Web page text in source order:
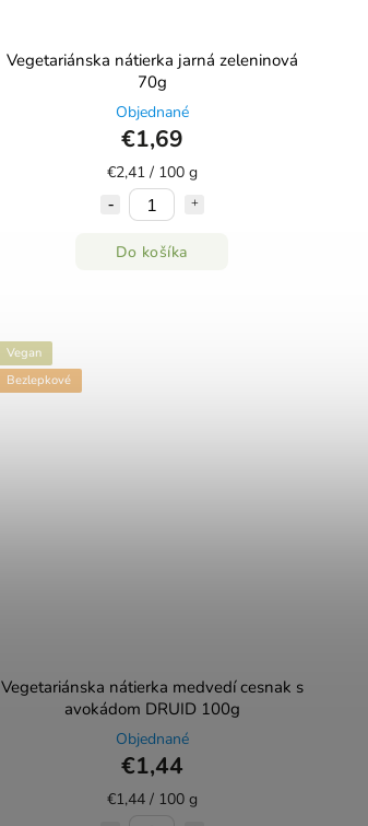
Vegetariánska nátierka jarná zeleninová
70g
Objednané
€1,69
€2,41 / 100 g
Do košíka
Vegan
Bezlepkové
Vegetariánska nátierka medvedí cesnak s
avokádom DRUID 100g
Objednané
€1,44
€1,44 / 100 g